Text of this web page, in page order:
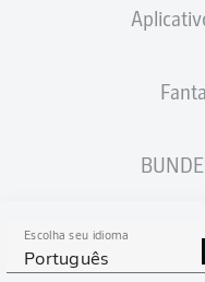
Escolha seu idioma
Português
87 %